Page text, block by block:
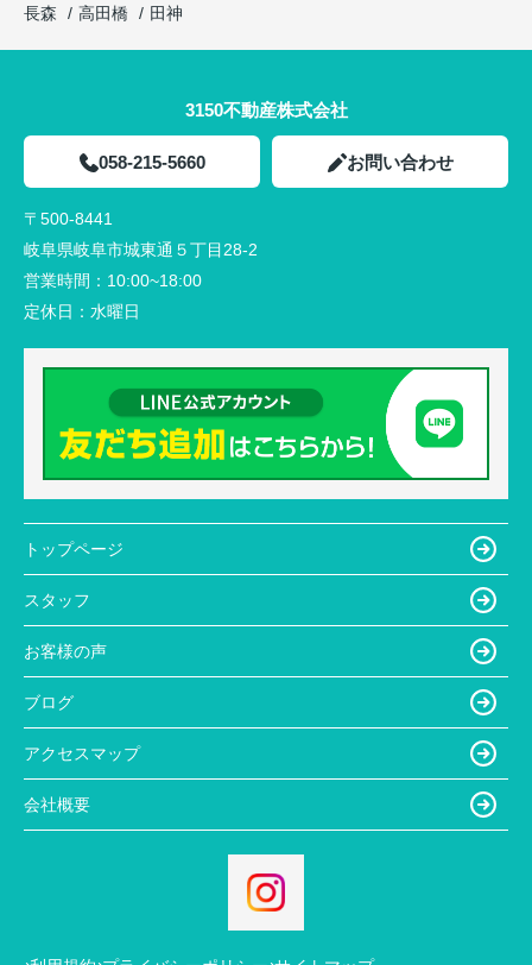
長森
高田橋 田神
3150不動産株式会社
058-215-5660 お問い合わせ
〒500-8441
岐阜県岐阜市城東通５丁目28-2
営業時間： 10:00~18:00
定休日： 水曜日
トップページ
スタッフ
お客様の声
ブログ
アクセスマップ
会社概要